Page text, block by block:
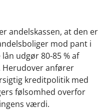
andelskassen, at den er
mod pant i
udgør 80-85 % af
Herudover anfører
kreditpolitik med
følsomhed overfor
værdi.